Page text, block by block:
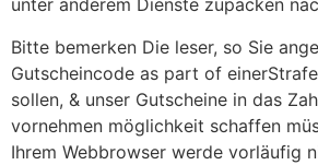
unter anderem Dienste zupacken
Bitte bemerken Die leser, so Sie
Gutscheincode as part of
sollen, & unser Gutscheine in das
vornehmen möglichkeit schaffen
Ihrem Webbrowser werde vorläufig